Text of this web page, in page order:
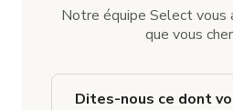
Notre équipe Select vous
que vous
Dites-nous ce dont